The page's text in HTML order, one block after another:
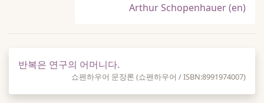
Arthur Schopenhauer (en)
반복은 연구의 어머니다.
쇼펜하우어 문장론 (쇼펜하우어 / ISBN:8991974007)